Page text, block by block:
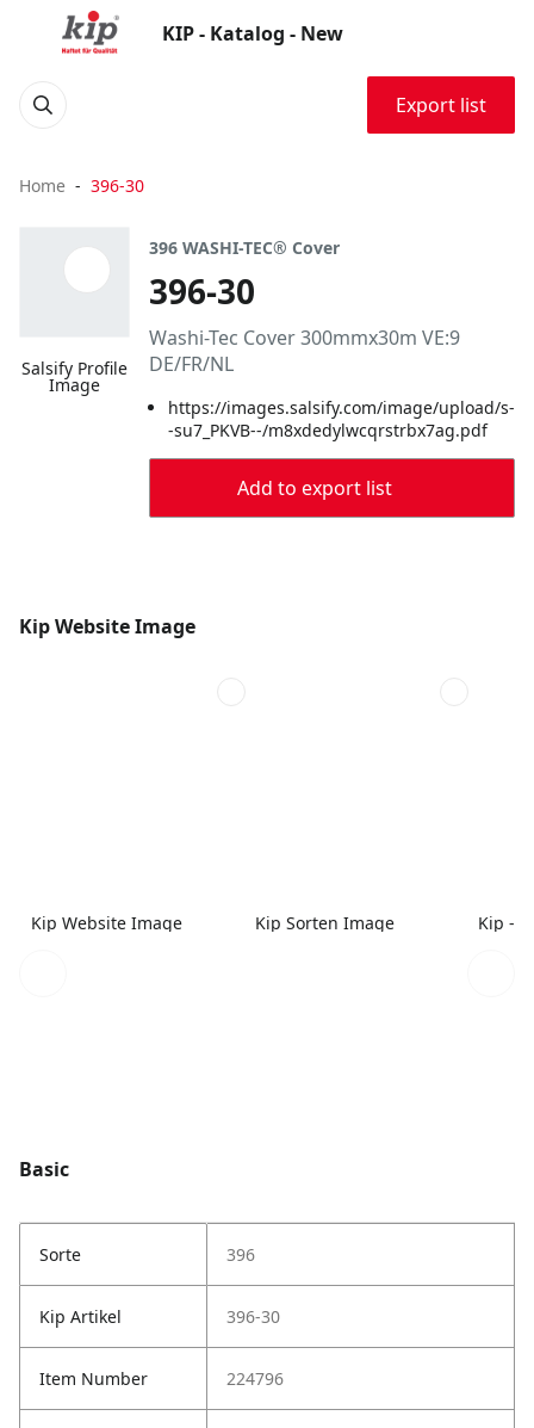
KIP - Katalog - New
Export list
Home 396-30
Salsify Profile
Image
396 WASHI-TEC® Cover
396-30
Washi-Tec Cover 300mmx30m VE:9
DE/FR/NL
https://images.salsify.com/image/upload/s-
-su7_PKVB--/m8xdedylwcqrstrbx7ag.pdf
Add to export list
Kip Website Image
Kip Website Image Kip Sorten Image
Basic
Sorte 396
Kip Artikel 396-30
Item Number 224796